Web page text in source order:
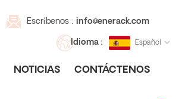
Escríbenos : info@enerack.com
Idioma : Español
NOTICIAS CONTÁCTENOS